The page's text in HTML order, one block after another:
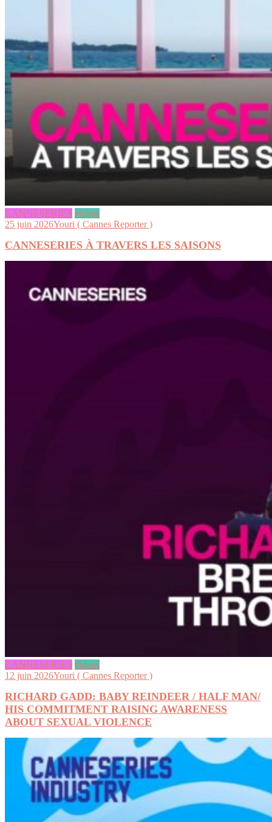
CANNESERIES videos
25 juin 2026Youri ( Cannes Reporter )
CANNESERIES À TRAVERS LES SAISONS
CANNESERIES videos
12 juin 2026Youri ( Cannes Reporter )
RICHARD GADD: BABY REINDEER / HALF MAN/
HIS COMMITMENT RAISING AWARENESS
ABOUT SEXUAL VIOLENCE